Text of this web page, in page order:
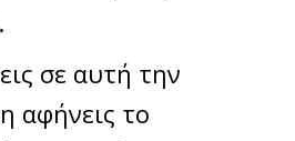
σε αυτή την
αφήνεις το